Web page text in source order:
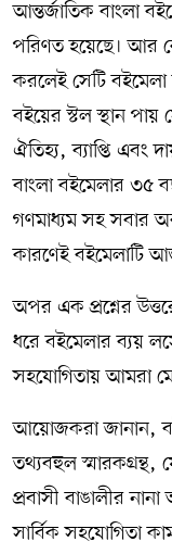
আন্তর্জাতিক বাংলা
পরিণত হয়েছে। আর
করলেই সেটি
বইয়ের স্টল স্থান
ঐতিহ্য, ব্যাপ্তি এবং
বাংলা বইমেলার ৩৫
গণমাধ্যম সহ সবার
কারণেই বইমেলাটি
অপর এক প্রশ্নের
ধরে বইমেলার ব্যয়
সহযোগিতায় আমরা
আয়োজকরা জানান,
তথ্যবহুল স্মারকগ্রন্থ,
প্রবাসী বাঙালীর
সার্বিক সহযোগিতা